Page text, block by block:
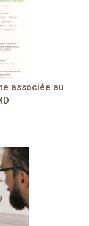
associée au